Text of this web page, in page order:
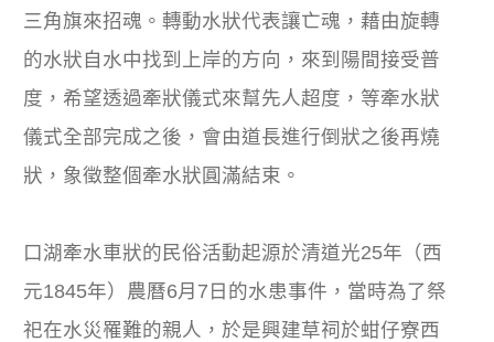
三角旗來招魂。轉動水狀代表讓亡魂，藉由旋轉
的水狀自水中找到上岸的方向，來到陽間接受普
度，希望透過牽狀儀式來幫先人超度，等牽水狀
儀式全部完成之後，會由道長進行倒狀之後再燒
狀，象徵整個牽水狀圓滿結束。
口湖牽水車狀的民俗活動起源於清道光25年（西
元1845年）農曆6月7日的水患事件，當時為了祭
祀在水災罹難的親人，於是興建草祠於蚶仔寮西